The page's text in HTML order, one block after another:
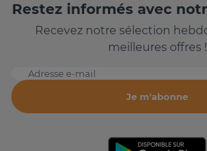
Restez informés avec
Recevez notre sélection
meilleures offres !
Adresse e-mail
Je m'abonne